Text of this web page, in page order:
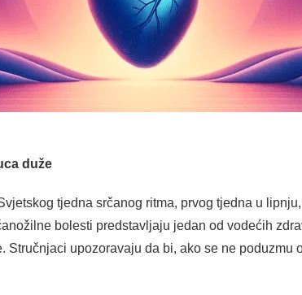
duže
tjedna srčanog ritma, prvog tjedna u
bolesti predstavljaju jedan od vodećih
upozoravaju da bi, ako se ne poduzmu